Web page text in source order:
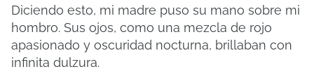
Diciendo esto, mi madre puso su mano sobre mi
hombro. Sus ojos, como una mezcla de rojo
apasionado y oscuridad nocturna, brillaban con
infinita dulzura.